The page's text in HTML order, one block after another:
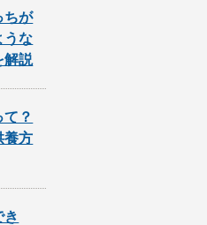
ちが
うな
解説
？
養方
き